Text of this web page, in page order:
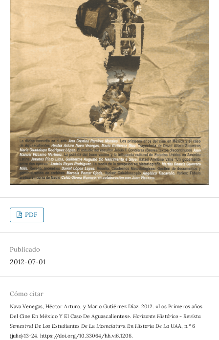
PDF
Publicado
2012-07-01
Cómo citar
Nava Venegas, Héctor Arturo, y Mario Gutiérrez Díaz. 2012. «Los Primeros años
Del Cine En México Y El Caso De Aguascalientes». Horizonte Histórico - Revista
Semestral De Los Estudiantes De La Licenciatura En Historia De La UAA , n.º 6
(julio):13-24. https://doi.org/10.33064/hh.vi6.1206.